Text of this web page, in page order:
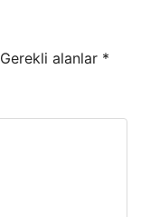
Gerekli alanlar *